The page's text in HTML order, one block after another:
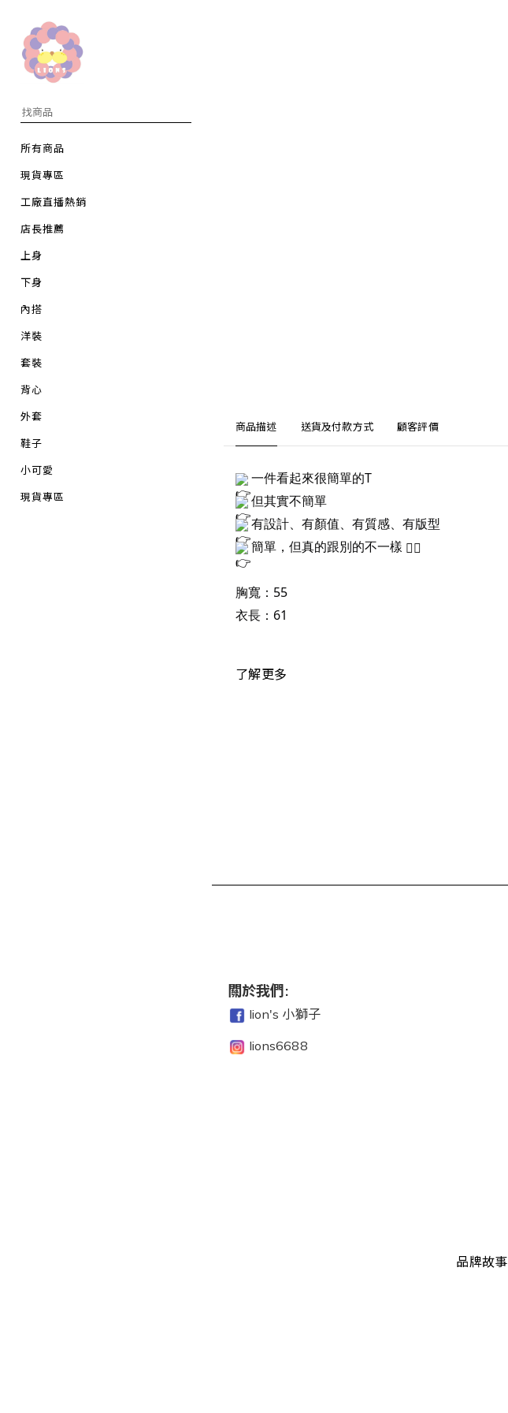
所有商品
現貨專區
工廠直播熱銷
店長推薦
上身
下身
內搭
洋裝
套裝
背心
外套
鞋子
小可愛
現貨專區
商品描述 送貨及付款方式 顧客評價
一件看起來很簡單的T
但其實不簡單
有設計、有顏值、有質感、有版型
簡單，但真的跟別的不一樣 😮‍🔥
胸寬：55
衣長：61
了解更多
關於我們:
lion's 小獅子
lions6688
品牌故事